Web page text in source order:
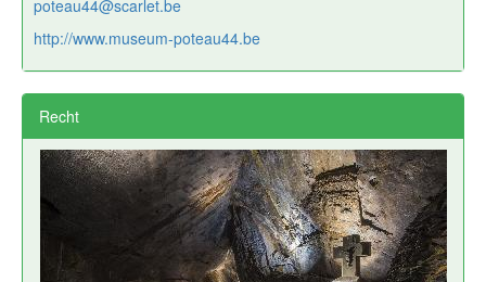
poteau44@scarlet.be
http://www.museum-poteau44.be
Recht